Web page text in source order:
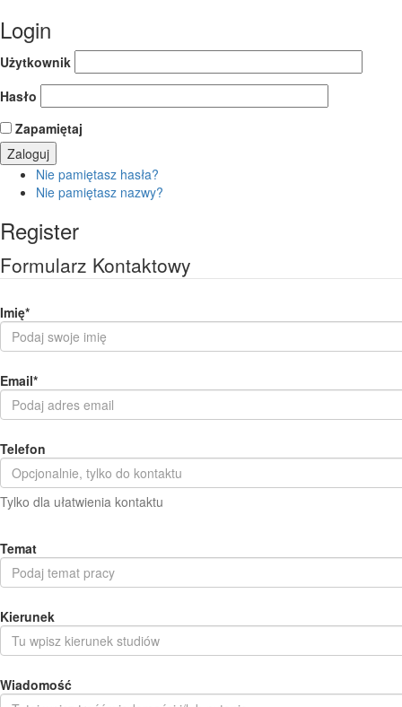
Login
Użytkownik
Hasło
Zapamiętaj
Nie pamiętasz hasła?
Nie pamiętasz nazwy?
Register
Formularz Kontaktowy
Imię*
Email*
Telefon
Tylko dla ułatwienia kontaktu
Temat
Kierunek
Wiadomość